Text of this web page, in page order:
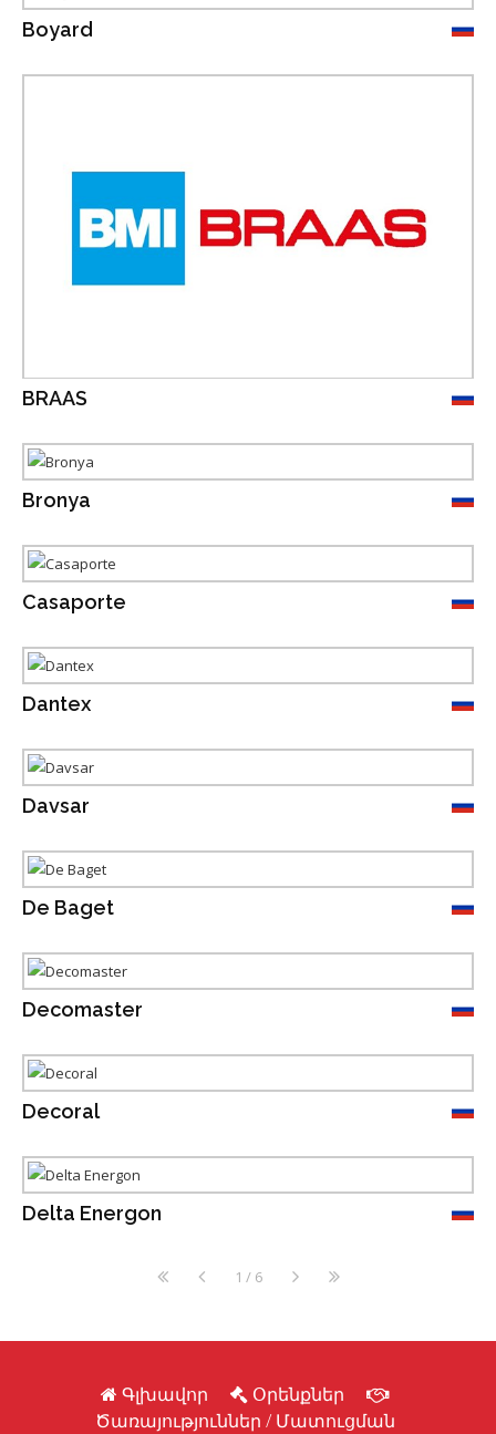
Boyard
BRAAS
Bronya
Casaporte
Dantex
Davsar
De Baget
Decomaster
Decoral
Delta Energon
1 / 6
Գլխավոր
Օրենքներ
Ծառայություններ / Մատուցման